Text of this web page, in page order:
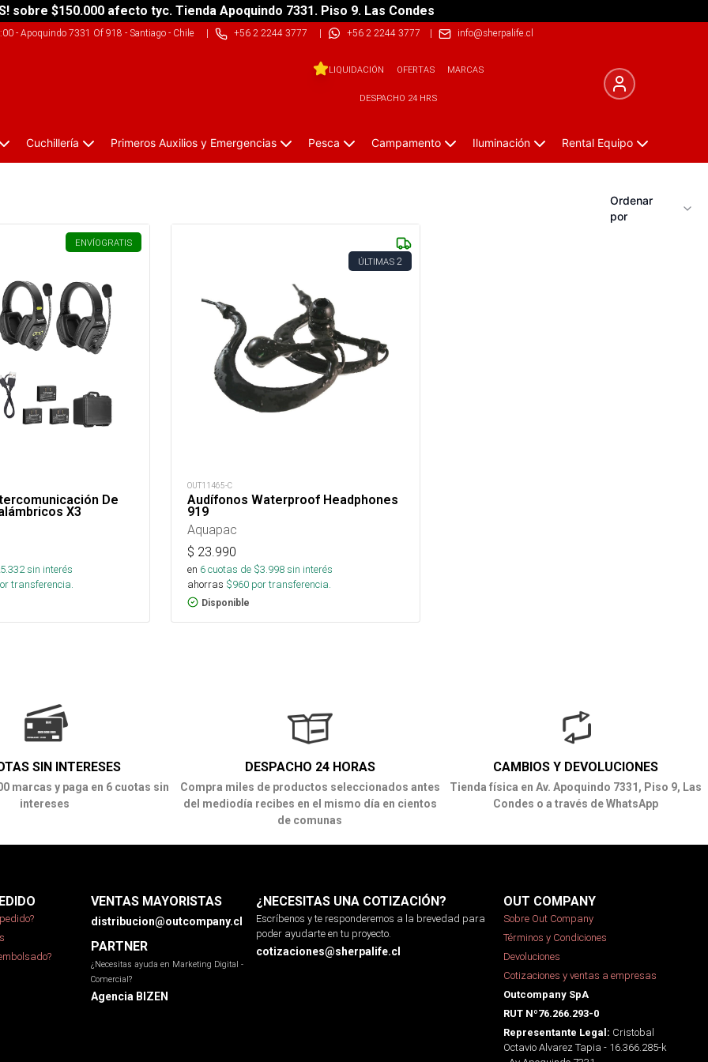
sobre $150.000 afecto tyc. Tienda Apoquindo 7331. Piso 9. Las Condes
- Apoquindo 7331 Of 918 - Santiago - Chile| +56 2 2244 3777 | +56 2 2244 3777 | info@sherpalife.cl
LIQUIDACIÓN OFERTAS MARCAS
DESPACHO 24 HRS
Cuchillería Primeros Auxilios y Emergencias Pesca Campamento Iluminación Rental Equipo
Ordenar
por
ENVÍOGRATIS
De
X3
sin interés
transferencia.
ÚLTIMAS 2
OUT11465-C
Audífonos Waterproof Headphones
919
Aquapac
$ 23.990
en 6cuotas de $3.998sin interés
ahorras $960por transferencia.
Disponible
SIN INTERESES
marcas y paga en 6 cuotas sin
intereses
DESPACHO 24 HORAS
Compra miles de productos seleccionados antes
del mediodía recibes en el mismo día en cientos
de comunas
CAMBIOS Y DEVOLUCIONES
Tienda física en Av. Apoquindo 7331, Piso 9, Las
Condes o a través de WhatsApp
VENTAS MAYORISTAS
distribucion@outcompany.cl
PARTNER
¿Necesitas ayuda en Marketing Digital -
Comercial?
Agencia BIZEN
¿NECESITAS UNA COTIZACIÓN?
Escríbenos y te responderemos a la brevedad para
poder ayudarte en tu proyecto.
cotizaciones@sherpalife.cl
OUT COMPANY
Sobre Out Company
Términos y Condiciones
Devoluciones
Cotizaciones y ventas a empresas
Outcompany SpA
RUT Nº76.266.293-0
Representante Legal: Cristobal
Octavio Alvarez Tapia - 16.366.285-k